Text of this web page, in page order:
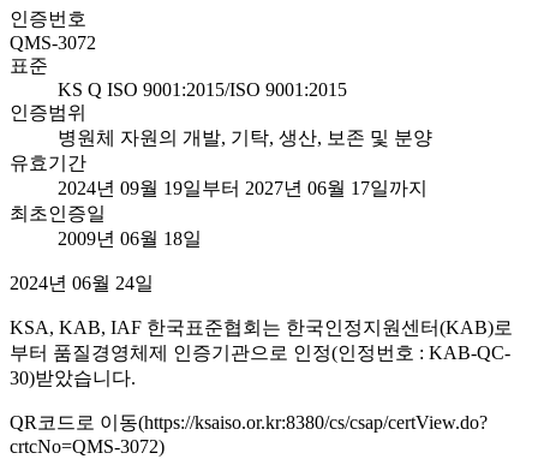
인증번호
QMS-3072
표준
KS Q ISO 9001:2015/ISO 9001:2015
인증범위
병원체 자원의 개발, 기탁, 생산, 보존 및 분양
유효기간
2024년 09월 19일부터 2027년 06월 17일까지
최초인증일
2009년 06월 18일
2024년 06월 24일
KSA, KAB, IAF 한국표준협회는 한국인정지원센터(KAB)로
부터 품질경영체제 인증기관으로 인정(인정번호 : KAB-QC-
30)받았습니다.
QR코드로 이동(https://ksaiso.or.kr:8380/cs/csap/certView.do?
crtcNo=QMS-3072)